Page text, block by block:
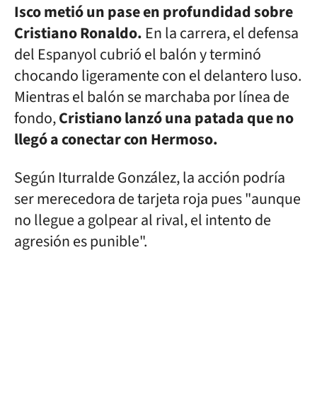
Isco metió un pase en profundidad sobre
Cristiano Ronaldo. En la carrera, el defensa
del Espanyol cubrió el balón y terminó
chocando ligeramente con el delantero luso.
Mientras el balón se marchaba por línea de
fondo,Cristiano lanzó una patada que no
llegó a conectar con Hermoso.
Según Iturralde González, la acción podría
ser merecedora de tarjeta roja pues "aunque
no llegue a golpear al rival, el intento de
agresión es punible".